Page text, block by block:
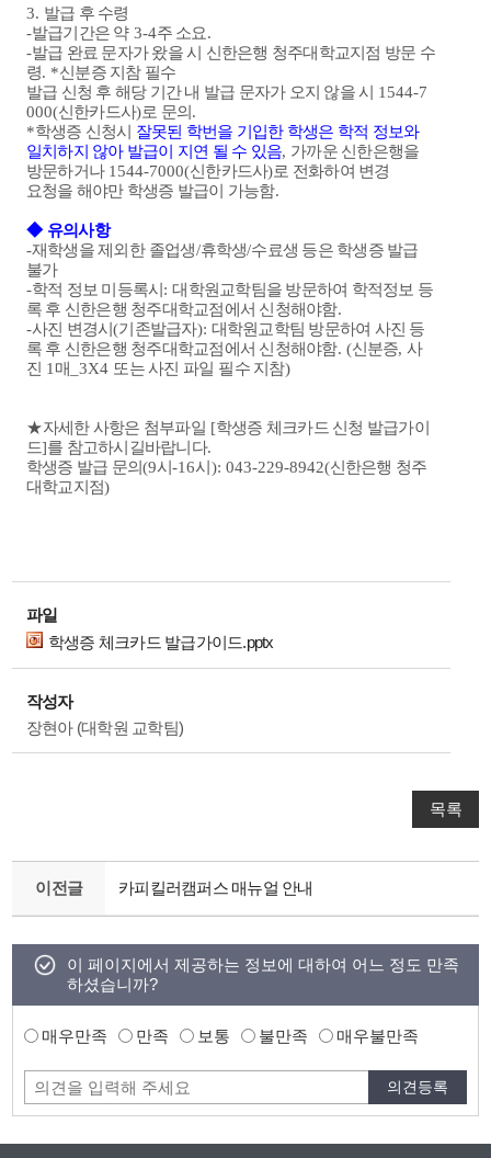
3. 발급 후 수령
-발급기간은 약3-4주 소요.
-발급 완료 문자가 왔을 시 신한은행 청주대학교지점 방문 수
령. *신분증 지참 필수
발급 신청 후 해당 기간 내 발급 문자가 오지 않을 시
1544-7
000(신한카드사)로 문의 .
*학생증 신청시 잘못된 학번을 기입한 학생은 학적 정보와
일치하지 않아 발급이 지연 될 수 있음, 가까운 신한은행을
방문하거나1544-7000(신한카드사)로 전화하여 변경
요청을 해야만 학생증 발급이 가능함.
◆ 유의사항
-재학생을 제외한 졸업생/휴학생/수료생 등은 학생증 발급
불가
-학적 정보 미등록시 :대학원교학팀을 방문하여 학적정보 등
록 후 신한은행 청주대학교점에서 신청해야함.
-사진 변경시(기존발급자): 대학원교학팀 방문하여 사진 등
록 후 신한은행 청주대학교점에서 신청해야함. (신분증,사
진 1 매 _3X4 또는 사진 파일 필수 지참)
★자세한 사항은 첨부파일 [학생증 체크카드 신청 발급가이
드]를 참고하시길바랍니다.
학생증 발급 문의(9시-16시 ): 043-229-8942(신한은행 청주
대학교지점)
파일
학생증 체크카드 발급가이드.pptx
작성자
장현아 (대학원 교학팀)
목록
이전글 카피킬러캠퍼스 매뉴얼 안내
이 페이지에서 제공하는 정보에 대하여 어느 정도 만족
하셨습니까?
매우만족 만족 보통 불만족 매우불만족